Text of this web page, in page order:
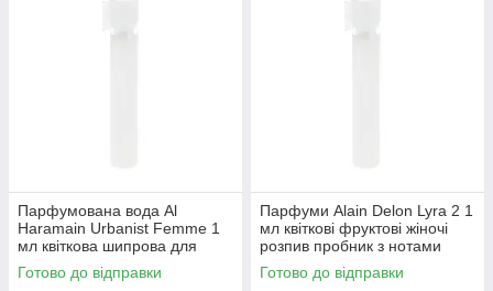
Парфумована вода Al
Haramain Urbanist Femme 1
мл квіткова шипрова для
жінок розпив пробник Аль
Харамейн
Готово до відправки
Парфуми Alain Delon Lyra 2 1
мл квіткові фруктові жіночі
розпив пробник з нотами
ванілі Ален Делон
Готово до відправки